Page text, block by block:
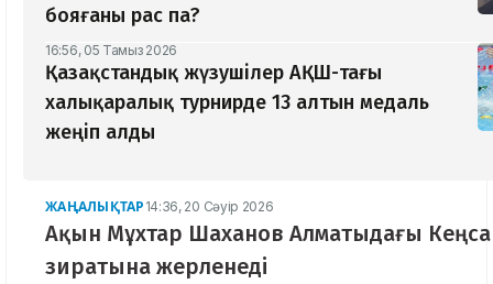
бояғаны рас па?
16:56, 05 Тамыз 2026
Қазақстандық жүзушілер АҚШ-тағы
халықаралық турнирде 13 алтын медаль
жеңіп алды
ЖАҢАЛЫҚТАР 14:36, 20 Сәуір 2026
Ақын Мұхтар Шаханов Алматыдағы
зиратына жерленеді